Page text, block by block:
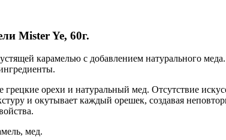
Mister Ye, 60г.
карамелью с добавлением натурального
грецкие орехи и натуральный мед. Отсутствие
и окутывает каждый орешек, создавая
мед.